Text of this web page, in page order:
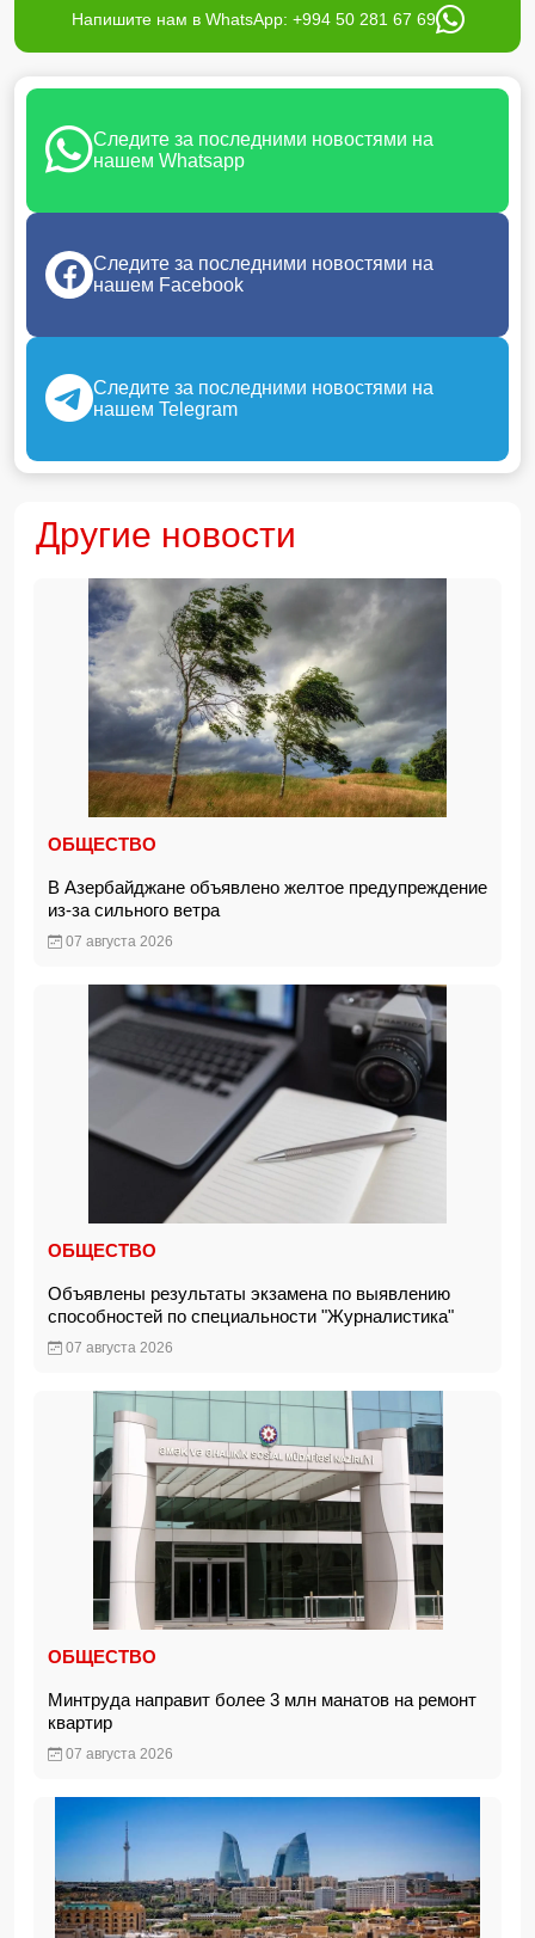
Напишите нам в WhatsApp: +994 50 281 67 69
Следите за последними новостями на
нашем Whatsapp
Следите за последними новостями на
нашем Facebook
Следите за последними новостями на
нашем Telegram
Другие новости
ОБЩЕСТВО
В Азербайджане объявлено желтое предупреждение
из-за сильного ветра
07 августа 2026
ОБЩЕСТВО
Объявлены результаты экзамена по выявлению
способностей по специальности "Журналистика"
07 августа 2026
ОБЩЕСТВО
Минтруда направит более 3 млн манатов на ремонт
квартир
07 августа 2026